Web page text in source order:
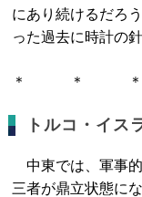
にあり続けるだろ
った過去に時計の
＊ ＊ ＊
トルコ・イス
中東では、軍事
三者が鼎立状態に